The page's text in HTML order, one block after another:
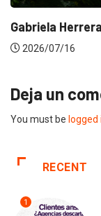
2026/07/22
Deja un
You must be logged
RECENT
1